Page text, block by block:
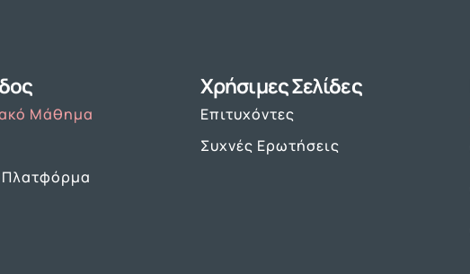
Μάθημα
Πλατφόρμα
Χρήσιμες Σελίδες
Επιτυχόντες
Συχνές Ερωτήσεις